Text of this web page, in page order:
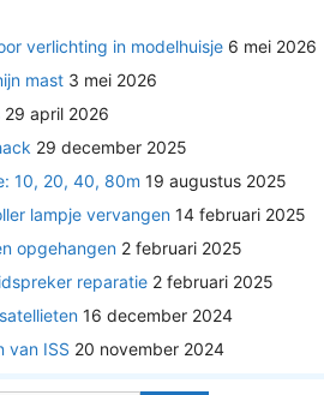
verlichting in modelhuisje 6 mei 2026
mast 3 mei 2026
29 april 2026
29 december 2025
10, 20, 40, 80m 19 augustus 2025
lampje vervangen 14 februari 2025
opgehangen 2 februari 2025
reparatie 2 februari 2025
16 december 2024
van ISS 20 november 2024